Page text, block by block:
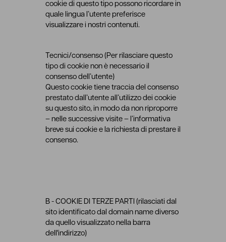
cookie di questo tipo possono ricordare in
quale lingua l’utente preferisce
visualizzare i nostri contenuti.
Tecnici/consenso (Per rilasciare questo
tipo di cookie non è necessario il
consenso dell’utente)
Questo cookie tiene traccia del consenso
prestato dall’utente all’utilizzo dei cookie
su questo sito, in modo da non riproporre
– nelle successive visite – l’informativa
breve sui cookie e la richiesta di prestare il
consenso.
B - COOKIE DI TERZE PARTI (rilasciati dal
sito identificato dal domain name diverso
da quello visualizzato nella barra
dell'indirizzo)